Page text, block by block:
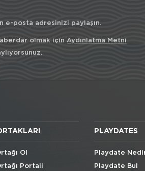
e-posta adresinizi paylaşın.
olmak için Aydınlatma Metni
Ol
Portali
PLAYDATES
Playdate
Playdate Bul